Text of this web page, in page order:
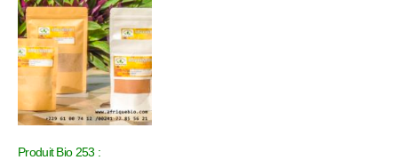
Produit Bio 253 :